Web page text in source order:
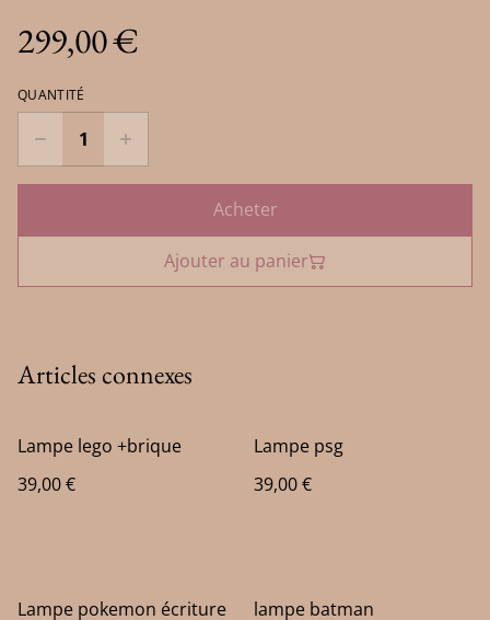
299,00 €
QUANTITÉ
Acheter
Ajouter au panier
Articles connexes
Lampe lego +brique
39,00 €
Lampe psg
39,00 €
Lampe pokemon écriture lampe batman